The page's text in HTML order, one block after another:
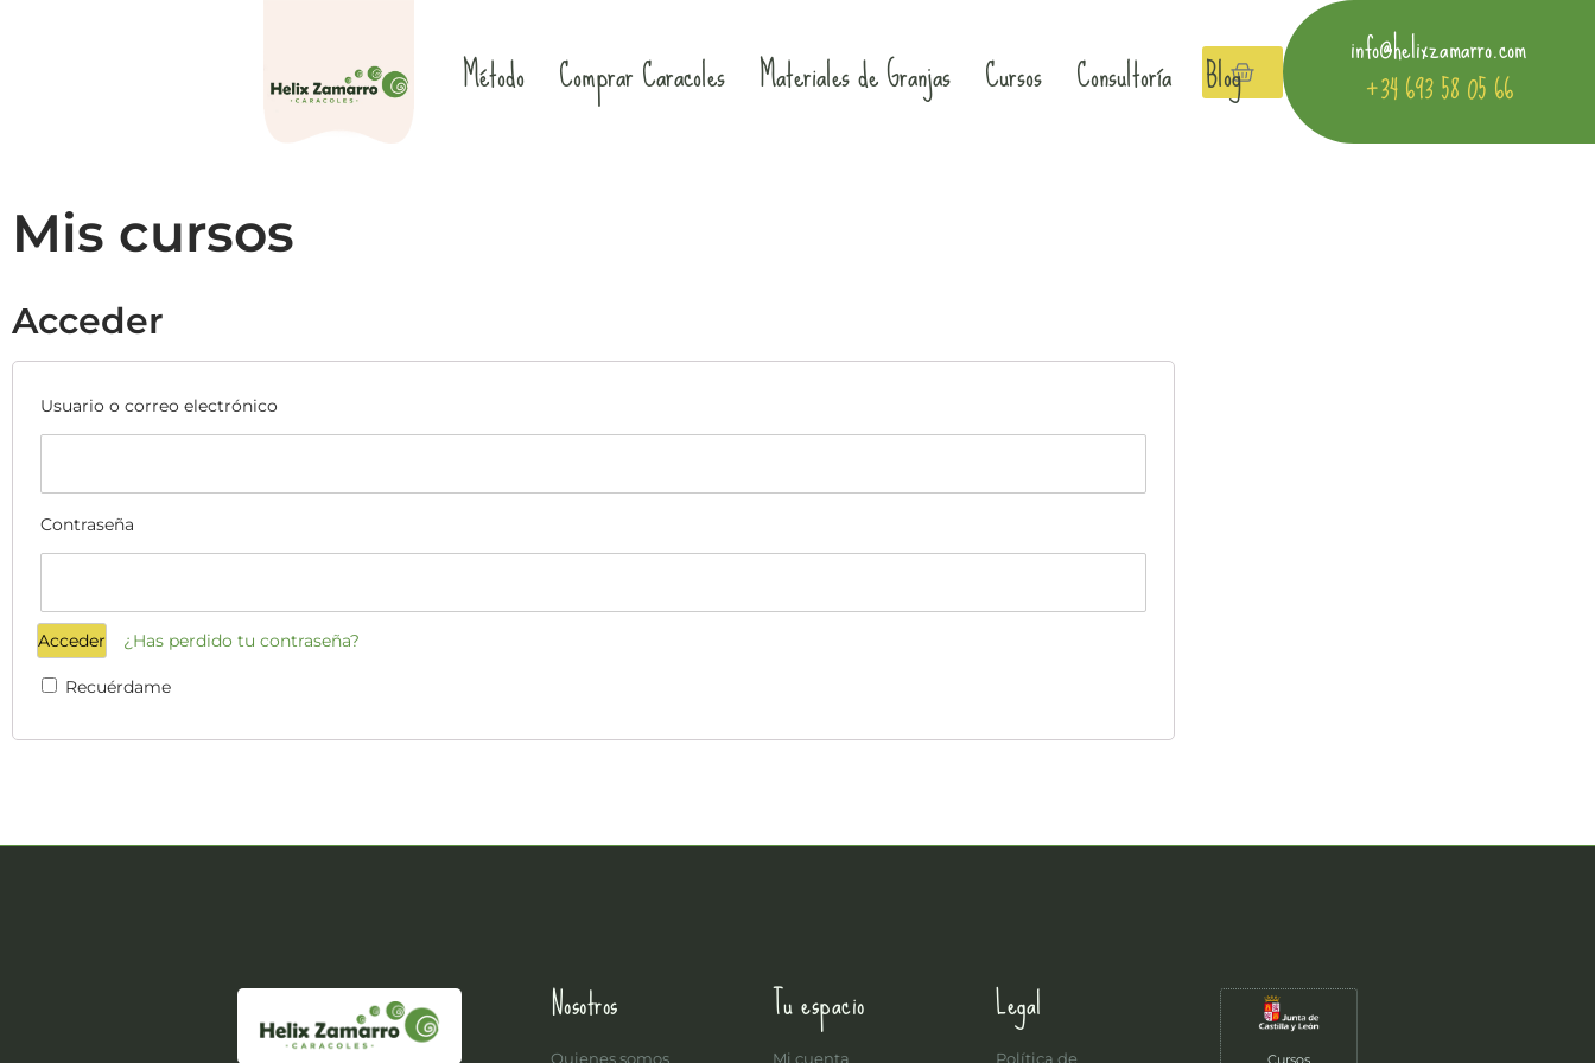
Método Comprar Caracoles Materiales de Granjas Cursos Consultoría Blog info@helixzamarro.com
+34 693 58 05 66
Mis cursos
Acceder
Usuario o correo electrónico
Contraseña
¿Has perdido tu contraseña?
Recuérdame
Nosotros
Quienes somos
Tu espacio
Mi cuenta
Legal
Política de